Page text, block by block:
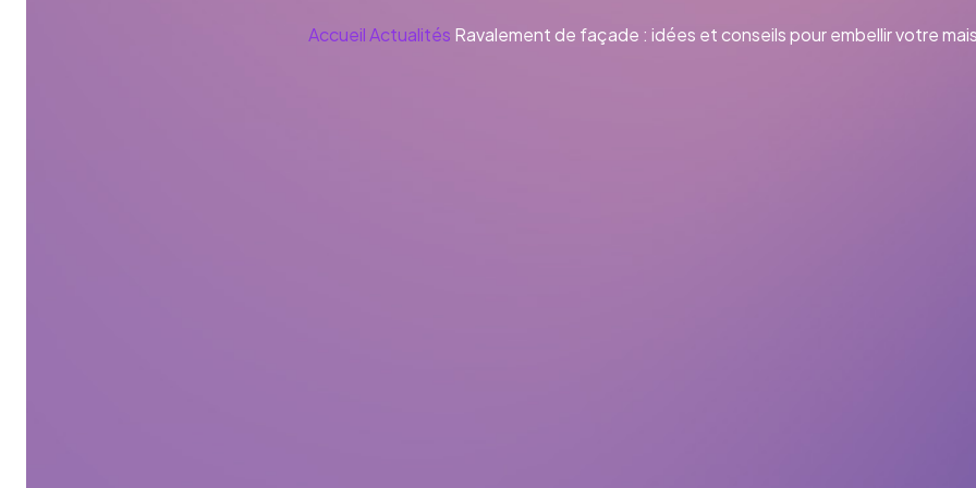
Accueil Actualités Ravalement de façade : idées et conseils pour embellir votre